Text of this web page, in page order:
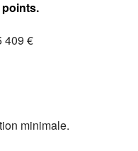
points.
409 €
minimale.